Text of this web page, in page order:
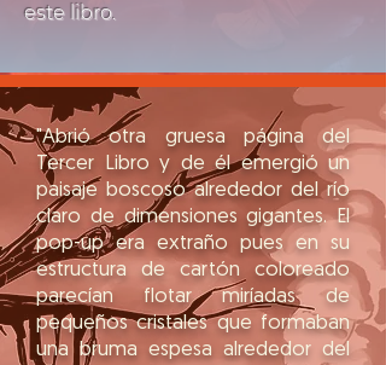
este libro.
"Abrió otra gruesa página del
Tercer Libro y de él emergió un
paisaje boscoso alrededor del río
claro de dimensiones gigantes. El
pop-up era extraño pues en su
estructura de cartón coloreado
parecían flotar miríadas de
pequeños cristales que formaban
una bruma espesa alrededor del